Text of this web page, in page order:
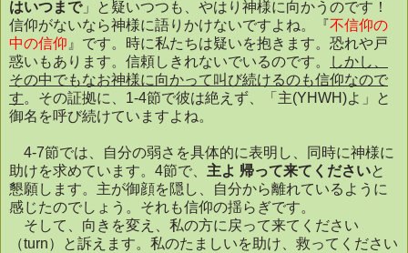
はいつまで」と疑いつつも、やはり神様に向かうのです！
信仰がないなら神様に語りかけないですよね。『不信仰の
中の信仰 』です。時に私たちは疑いを抱きます。恐れや戸
惑いもあります。信頼しきれないでいるのです。
しかし、
その中でもなお神様に向かって叫び続けるのも信仰なので
す。その証拠に、 1-4節で彼は絶えず、「主(YHWH)よ」と
御名を呼び続けていますよね。
4-7節では、自分の弱さを具体的に表明し、同時に神様に
助けを求めています。 4節で、 主よ 帰って来てくださいと
懇願します。主が御顔を隠し、自分から離れているように
感じたのでしょう。それも信仰の揺らぎです。
そして、向きを変え、私の方に戻って来てください
（turn）と訴えます。私のたましいを助け、救ってください